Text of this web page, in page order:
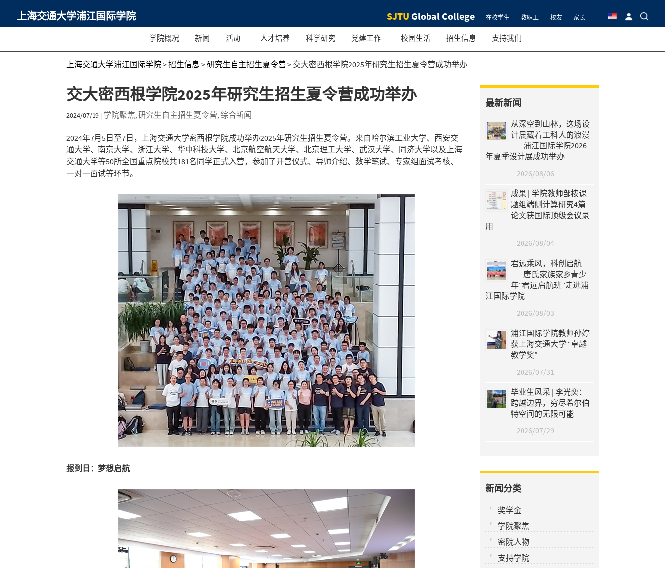
上海交通大学浦江国际学院 SJTU Global College 在校学生 教职工 校友 家长
学院概况 新闻 活动 人才培养 科学研究 党建工作 校园生活 招生信息 支持我们
上海交通大学浦江国际学院>招生信息 >研究生自主招生夏令营 > 交大密西根学院2025年研究生招生夏令营成功举办
交大密西根学院2025年研究生招生夏令营成功举办
2024/07/19 | 学院聚焦,研究生自主招生夏令营,综合新闻
2024年7月5日至7日，上海交通大学密西根学院成功举办2025年研究生招生夏令营。来自哈尔滨工业大学、西安交
通大学、南京大学、浙江大学、华中科技大学、北京航空航天大学、北京理工大学、武汉大学、同济大学以及上海
交通大学等50所全国重点院校共181名同学正式入营，参加了开营仪式、导师介绍、数学笔试、专家组面试考核、
一对一面试等环节。
报到日：梦想启航
最新新闻
从深空到山林，这场设
计展藏着工科人的浪漫
——浦江国际学院2026
年夏季设计展成功举办
2026/08/06
成果 | 学院教师邹桉课
题组端侧计算研究4篇
论文获国际顶级会议录
用
2026/08/04
君远乘风，科创启航
——唐氏家族家乡青少
年“君远启航班”走进浦
江国际学院
2026/08/03
浦江国际学院教师孙婷
获上海交通大学 “卓越
教学奖”
2026/07/31
毕业生风采 | 李光奕：
跨越边界，穷尽希尔伯
特空间的无限可能
2026/07/29
新闻分类
奖学金
学院聚焦
密院人物
支持学院